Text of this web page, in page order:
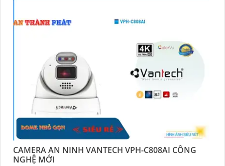
CAMERA AN NINH VANTECH VPH-C808AI CÔNG
NGHỆ MỚI